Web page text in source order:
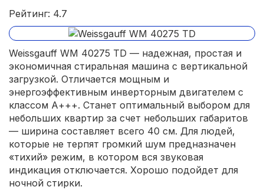
Рейтинг: 4.7
Weissgauff WM 40275 TD — надежная, простая и
экономичная стиральная машина с вертикальной
загрузкой. Отличается мощным и
энергоэффективным инверторным двигателем с
классом А+++. Станет оптимальный выбором для
небольших квартир за счет небольших габаритов
— ширина составляет всего 40 см. Для людей,
которые не терпят громкий шум предназначен
«тихий» режим, в котором вся звуковая
индикация отключается. Хорошо подойдет для
ночной стирки.